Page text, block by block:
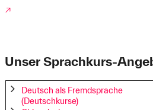
↗
Unser Sprachkurs-
Deutsch als Fremdsprache
(Deutschkurse)